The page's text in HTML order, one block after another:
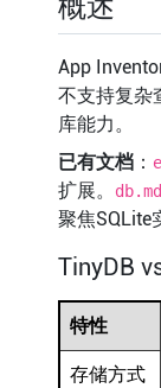
App
不支持复杂
库能力。
已有文档：
扩展。
db.md
聚焦SQLite
TinyDB
特性
存储方式